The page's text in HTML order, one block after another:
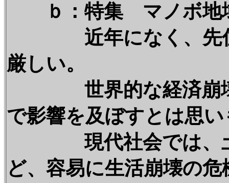
ｂ：特集 マノボ地
近年になく、先住
厳しい。
世界的な経済崩壊
で影響を及ぼすとは思
現代社会では、土
ど、容易に生活崩壊の